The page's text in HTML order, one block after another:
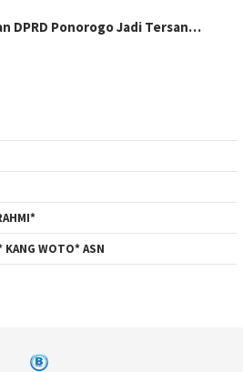
DPRD Ponorogo Jadi Tersan…
KANG WOTO* ASN